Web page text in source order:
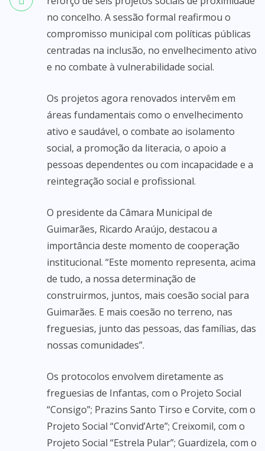
no concelho. A sessão formal reafirmou o
compromisso municipal com políticas públicas
centradas na inclusão, no envelhecimento ativo
e no combate à vulnerabilidade social.
Os projetos agora renovados intervêm em
áreas fundamentais como o envelhecimento
ativo e saudável, o combate ao isolamento
social, a promoção da literacia, o apoio a
pessoas dependentes ou com incapacidade e a
reintegração social e profissional.
O presidente da Câmara Municipal de
Guimarães, Ricardo Araújo, destacou a
importância deste momento de cooperação
institucional. “Este momento representa, acima
de tudo, a nossa determinação de
construirmos, juntos, mais coesão social para
Guimarães. E mais coesão no terreno, nas
freguesias, junto das pessoas, das famílias, das
nossas comunidades”.
Os protocolos envolvem diretamente as
freguesias de Infantas, com o Projeto Social
“Consigo”; Prazins Santo Tirso e Corvite, com o
Projeto Social “Convid’Arte”; Creixomil, com o
Projeto Social “Estrela Pular”; Guardizela, com o